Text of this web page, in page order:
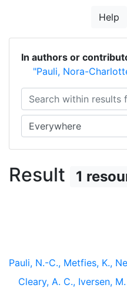
Help
In authors or
"Pauli, Nora-
Search within results
Search in...
Result 1
Pauli, N.-C., Metfies, K.,
Cleary, A. C., Iversen,